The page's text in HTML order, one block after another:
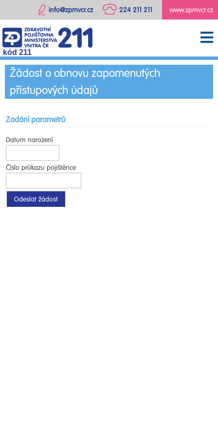
www.zpmvcr.cz
224 211 211
info@zpmvcr.cz
kód 211
Žádost o obnovu zapomenutých
přístupových údajů
Zadání parametrů
Datum narození
Číslo průkazu pojištěnce